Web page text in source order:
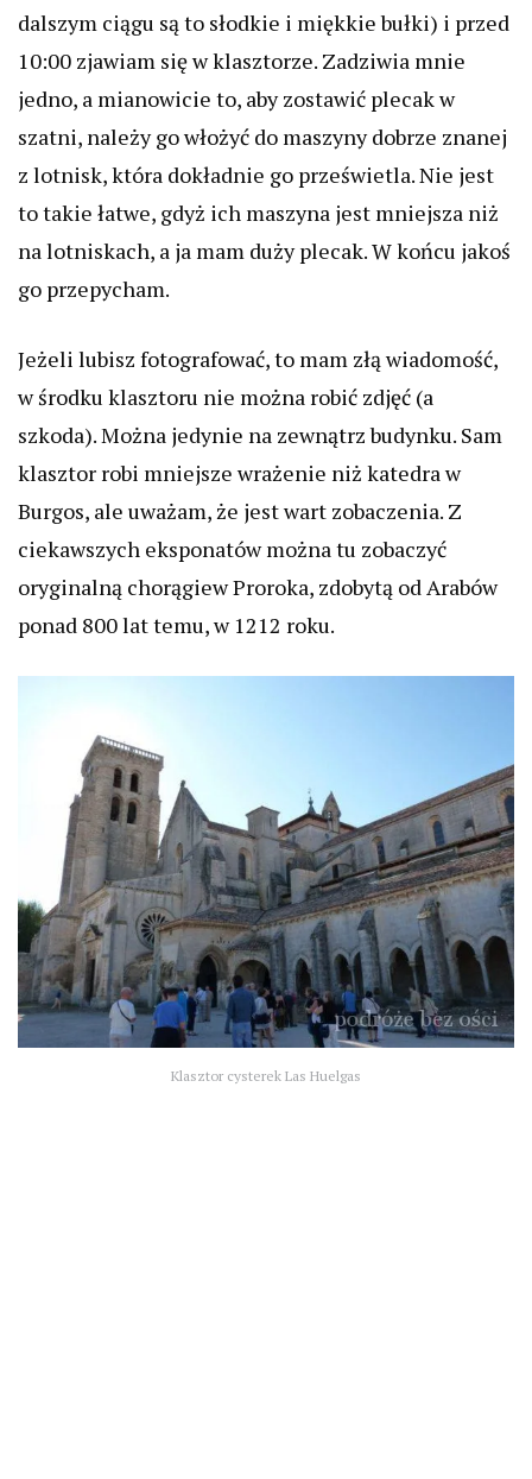
dalszym ciągu są to słodkie i miękkie bułki) i przed
10:00 zjawiam się w klasztorze. Zadziwia mnie
jedno, a mianowicie to, aby zostawić plecak w
szatni, należy go włożyć do maszyny dobrze znanej
z lotnisk, która dokładnie go prześwietla.Nie jest
to takie łatwe, gdyż ich maszyna jest mniejsza niż
na lotniskach, a ja mam duży plecak. W końcu jakoś
go przepycham.
Jeżeli lubisz fotografować, to mam złą wiadomość,
w środku klasztoru nie można robić zdjęć (a
szkoda). Można jedynie na zewnątrz budynku. Sam
klasztor robi mniejsze wrażenie niż katedra w
Burgos, ale uważam, że jest wart zobaczenia. Z
ciekawszych eksponatów można tu zobaczyć
oryginalną chorągiew Proroka, zdobytą od Arabów
ponad 800 lat temu, w 1212 roku.
Klasztor cysterek Las Huelgas